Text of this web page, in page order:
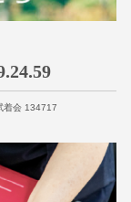
着会 134717